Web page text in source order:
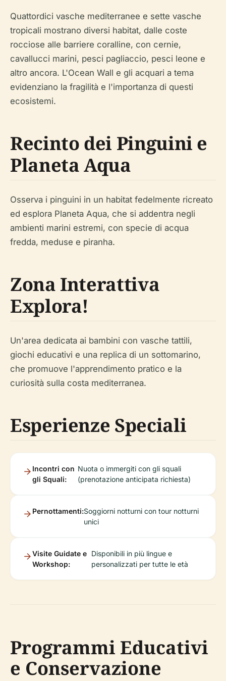
Quattordici vasche mediterranee e sette vasche
tropicali mostrano diversi habitat, dalle coste
rocciose alle barriere coralline, con cernie,
cavallucci marini, pesci pagliaccio, pesci leone e
altro ancora. L'Ocean Wall e gli acquari a tema
evidenziano la fragilità e l'importanza di questi
ecosistemi.
Recinto dei Pinguini e
Planeta Aqua
Osserva i pinguini in un habitat fedelmente ricreato
ed esplora Planeta Aqua, che si addentra negli
ambienti marini estremi, con specie di acqua
fredda, meduse e piranha.
Zona Interattiva
Explora!
Un'area dedicata ai bambini con vasche tattili,
giochi educativi e una replica di un sottomarino,
che promuove l'apprendimento pratico e la
curiosità sulla costa mediterranea.
Esperienze Speciali
Incontri con
gli Squali:
Nuota o immergiti con gli squali
(prenotazione anticipata richiesta)
Pernottamenti:Soggiorni notturni con tour notturni
unici
Visite Guidate e
Workshop:
Disponibili in più lingue e
personalizzati per tutte le età
Programmi Educativi
e Conservazione